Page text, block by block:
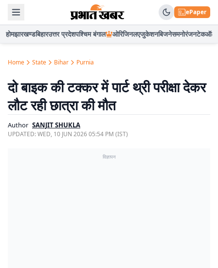
ePaper
होमझारखण्डबिहारउत्तर प्रदेशपश्चिम बंगाल ओरिजिनलएजुकेशनबिजनेसमनोरंजनटेकऑटो
Home State Bihar Purnia
दो बाइक की टक्कर में पार्ट थ्री परीक्षा देकर
लौट रही छात्रा की मौत
Author SANJIT SHUKLA
UPDATED:WED, 10 JUN 2026 05:54 PM (IST)
विज्ञापन